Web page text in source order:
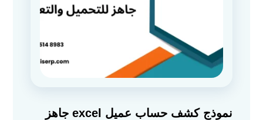
نموذج كشف حساب عميل excel جاهز